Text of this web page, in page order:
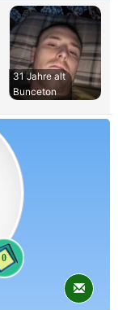
31 Jahre alt
Bunceton
0